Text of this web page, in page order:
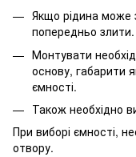
Якщо рідина може
попередньо злити.
Монтувати
основу, габарити
ємності.
Також необхідно
При виборі ємності,
отвору.